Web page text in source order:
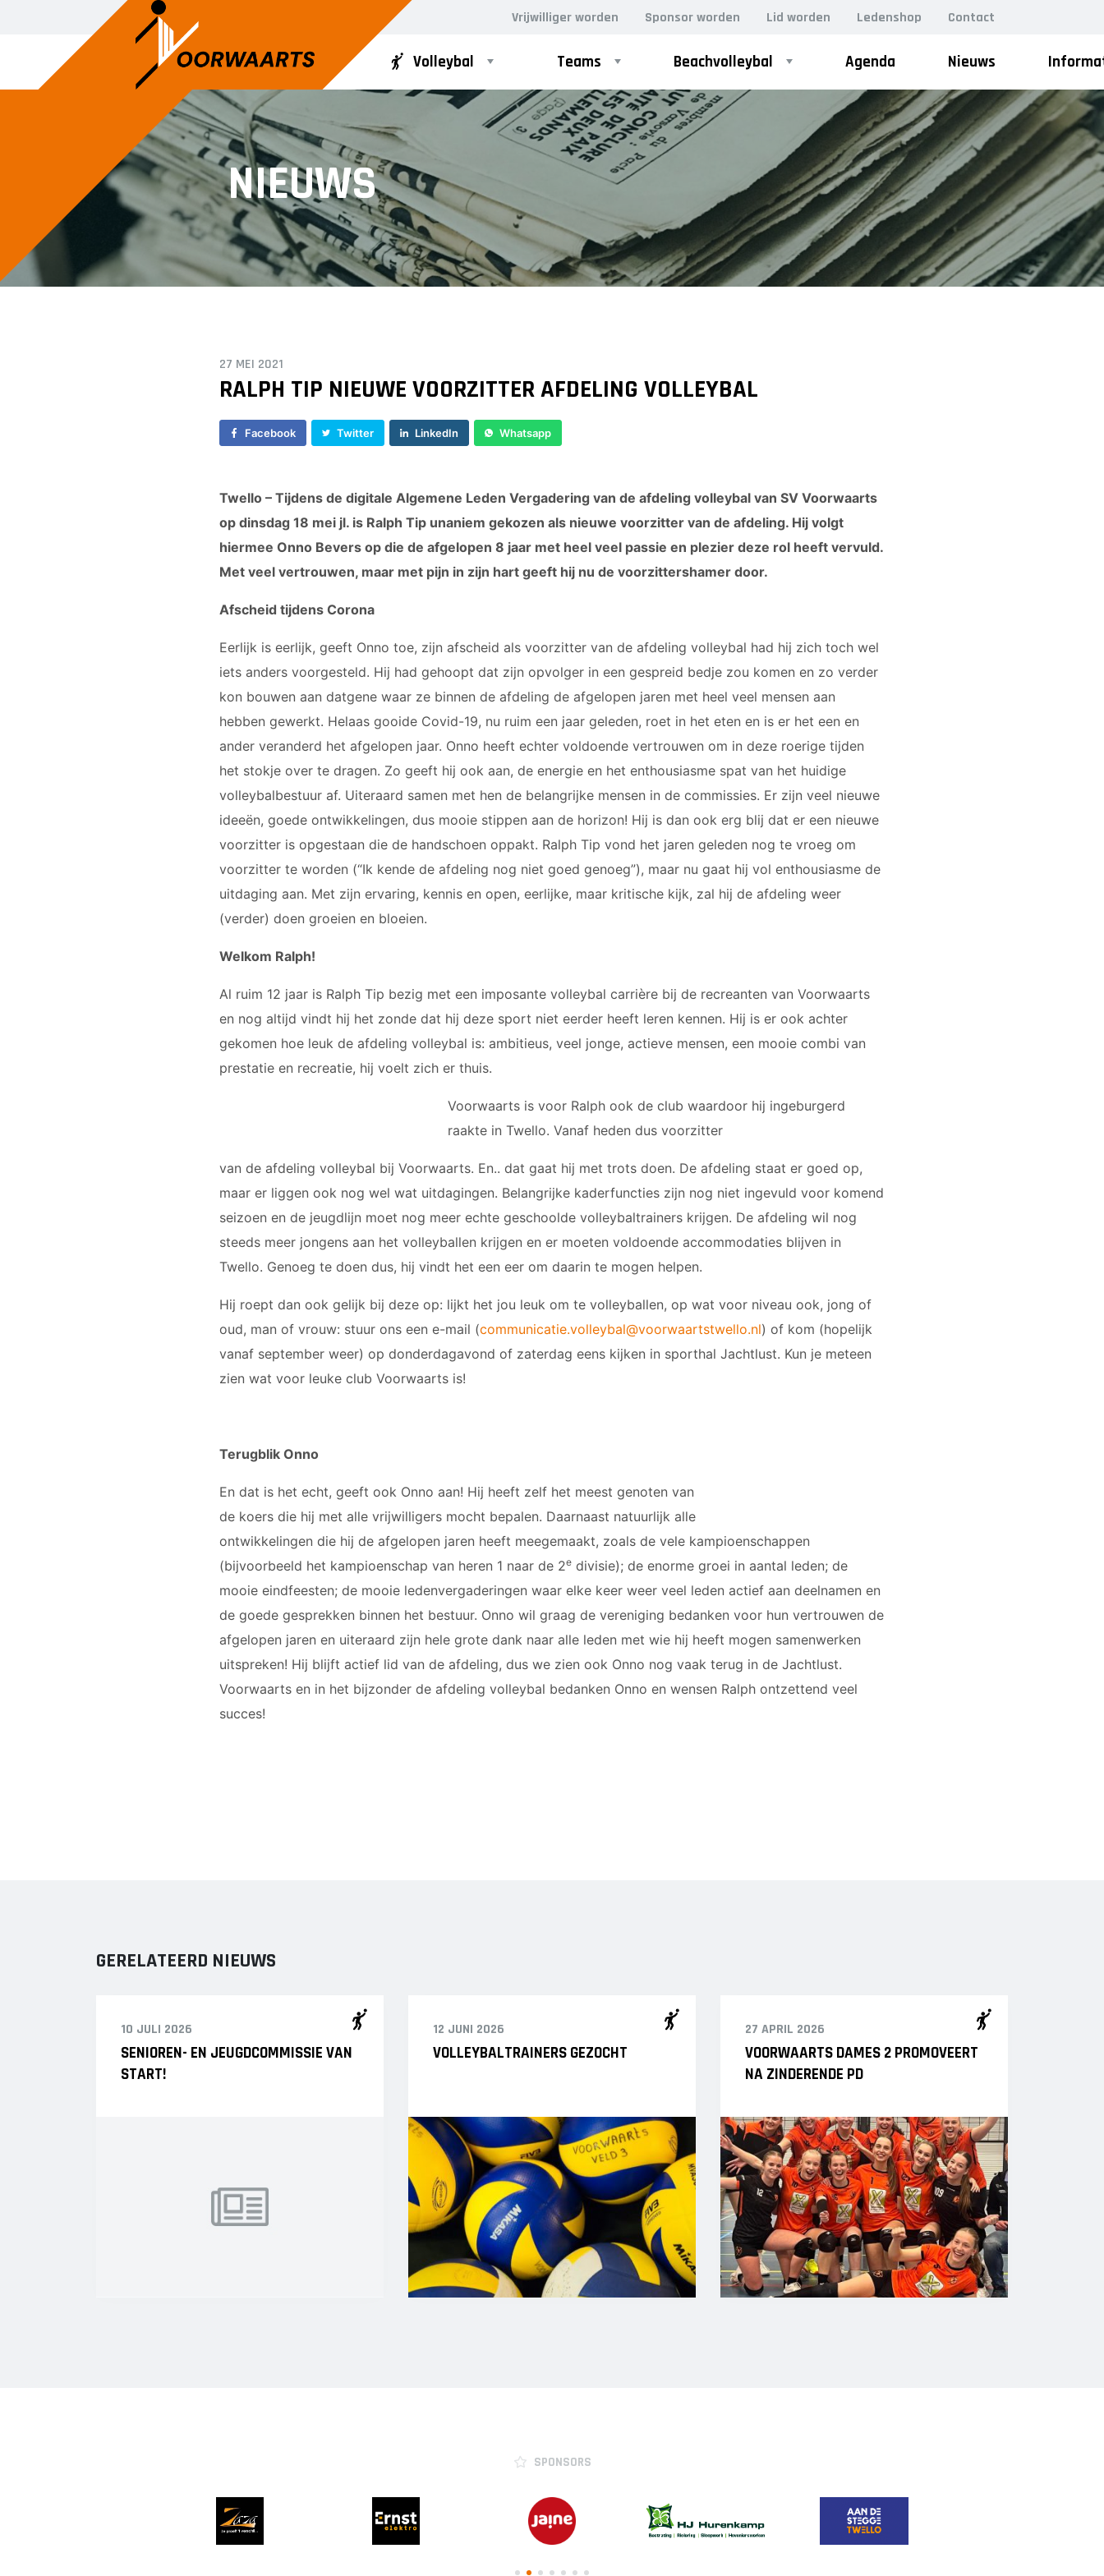
Vrijwilliger worden Sponsor worden Lid worden Ledenshop Contact
Volleybal Teams
HEREN
Heren 1
Heren 2
Heren 3
DAMES
Dames 1
Dames 2
Dames 3
Dames 5
Dames 6
RECREANTEN
Dames Recreanten 1
Heren Recreanten 1
Heren Recreanten 2
Heren Recreanten 3
JEUGD
Meisjes A2
Meisjes B1
Meisjes B2
Meisjes B3
VOLLEYSTARS
Volleystars Level 2
Volleystars Level 3
Volleystars Level 4-1
Volleystars Level 4-2
Volleystars Level 4-3
Beachvolleybal Agenda Nieuws
ZOEK
NIEUWS
27 MEI 2021
RALPH TIP NIEUWE VOORZITTER AFDELING VOLLEYBAL
Facebook Twitter LinkedIn Whatsapp
Twello – Tijdens de digitale Algemene Leden Vergadering van de afdeling volleybal van SV Voorwaarts
op dinsdag 18 mei jl. is Ralph Tip unaniem gekozen als nieuwe voorzitter van de afdeling. Hij volgt
hiermee Onno Bevers op die de afgelopen 8 jaar met heel veel passie en plezier deze rol heeft vervuld.
Met veel vertrouwen, maar met pijn in zijn hart geeft hij nu de voorzittershamer door.
Afscheid tijdens Corona
Eerlijk is eerlijk, geeft Onno toe, zijn afscheid als voorzitter van de afdeling volleybal had hij zich toch wel
iets anders voorgesteld. Hij had gehoopt dat zijn opvolger in een gespreid bedje zou komen en zo verder
kon bouwen aan datgene waar ze binnen de afdeling de afgelopen jaren met heel veel mensen aan
hebben gewerkt. Helaas gooide Covid-19, nu ruim een jaar geleden, roet in het eten en is er het een en
ander veranderd het afgelopen jaar. Onno heeft echter voldoende vertrouwen om in deze roerige tijden
het stokje over te dragen. Zo geeft hij ook aan, de energie en het enthousiasme spat van het huidige
volleybalbestuur af. Uiteraard samen met hen de belangrijke mensen in de commissies. Er zijn veel nieuwe
ideeën, goede ontwikkelingen, dus mooie stippen aan de horizon! Hij is dan ook erg blij dat er een nieuwe
voorzitter is opgestaan die de handschoen oppakt. Ralph Tip vond het jaren geleden nog te vroeg om
voorzitter te worden (“Ik kende de afdeling nog niet goed genoeg”), maar nu gaat hij vol enthousiasme de
uitdaging aan. Met zijn ervaring, kennis en open, eerlijke, maar kritische kijk, zal hij de afdeling weer
(verder) doen groeien en bloeien.
Welkom Ralph!
Al ruim 12 jaar is Ralph Tip bezig met een imposante volleybal carrière bij de recreanten van Voorwaarts
en nog altijd vindt hij het zonde dat hij deze sport niet eerder heeft leren kennen. Hij is er ook achter
gekomen hoe leuk de afdeling volleybal is: ambitieus, veel jonge, actieve mensen, een mooie combi van
prestatie en recreatie, hij voelt zich er thuis.
Voorwaarts is voor Ralph ook de club waardoor hij ingeburgerd
raakte in Twello. Vanaf heden dus voorzitter
van de afdeling volleybal bij Voorwaarts. En.. dat gaat hij met trots doen. De afdeling staat er goed op,
maar er liggen ook nog wel wat uitdagingen. Belangrijke kaderfuncties zijn nog niet ingevuld voor komend
seizoen en de jeugdlijn moet nog meer echte geschoolde volleybaltrainers krijgen. De afdeling wil nog
steeds meer jongens aan het volleyballen krijgen en er moeten voldoende accommodaties blijven in
Twello. Genoeg te doen dus, hij vindt het een eer om daarin te mogen helpen.
Hij roept dan ook gelijk bij deze op: lijkt het jou leuk om te volleyballen, op wat voor niveau ook, jong of
oud, man of vrouw: stuur ons een e-mail (communicatie.volleybal@voorwaartstwello.nl) of kom (hopelijk
vanaf september weer) op donderdagavond of zaterdag eens kijken in sporthal Jachtlust. Kun je meteen
zien wat voor leuke club Voorwaarts is!
Terugblik Onno
En dat is het echt, geeft ook Onno aan! Hij heeft zelf het meest genoten van
de koers die hij met alle vrijwilligers mocht bepalen. Daarnaast natuurlijk alle
ontwikkelingen die hij de afgelopen jaren heeft meegemaakt, zoals de vele kampioenschappen
(bijvoorbeeld het kampioenschap van heren 1 naar de 2e divisie); de enorme groei in aantal leden; de
mooie eindfeesten; de mooie ledenvergaderingen waar elke keer weer veel leden actief aan deelnamen en
de goede gesprekken binnen het bestuur. Onno wil graag de vereniging bedanken voor hun vertrouwen de
afgelopen jaren en uiteraard zijn hele grote dank naar alle leden met wie hij heeft mogen samenwerken
uitspreken! Hij blijft actief lid van de afdeling, dus we zien ook Onno nog vaak terug in de Jachtlust.
Voorwaarts en in het bijzonder de afdeling volleybal bedanken Onno en wensen Ralph ontzettend veel
succes!
GERELATEERD NIEUWS
10 JULI 2026
SENIOREN- EN JEUGDCOMMISSIE VAN
START!
12 JUNI 2026
VOLLEYBALTRAINERS GEZOCHT
27 APRIL 2026
VOORWAARTS DAMES 2 PROMOVEERT
NA ZINDERENDE PD
SPONSORS